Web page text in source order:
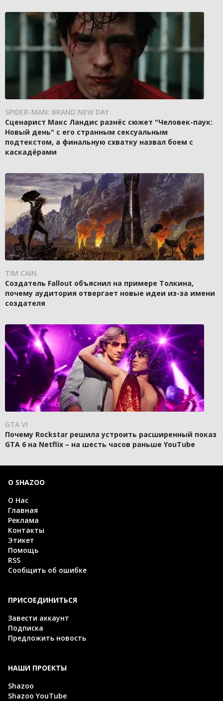
SPIDER-MAN: BRAND NEW DAY
Сценарист Макс Ландис разнёс сюжет "Человек-паук:
Новый день" с его странным сексуальным
подтекстом, а финальную схватку назвал боем с
каскадёрами
TIM CAIN
Создатель Fallout объяснил на примере Толкина,
почему аудитория отвергает новые идеи из-за имени
создателя
GTA VI
Почему Rockstar решила устроить расширенный показ
GTA 6 на Netflix – на шесть часов раньше YouTube
О SHAZOO
О Нас
Главная
Реклама
Контакты
Этикет
Помощь
RSS
Сообщить об ошибке
ПРИСОЕДИНИТЬСЯ
Завести аккаунт
Подписка
Предложить новость
НАШИ ПРОЕКТЫ
Shazoo
Shazoo YouTube